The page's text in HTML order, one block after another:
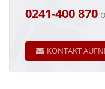
0241-400 870
KONTAKT